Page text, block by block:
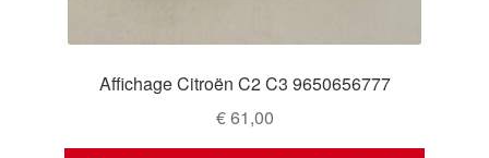
Affichage Citroën C2 C3 9650656777
€61,00